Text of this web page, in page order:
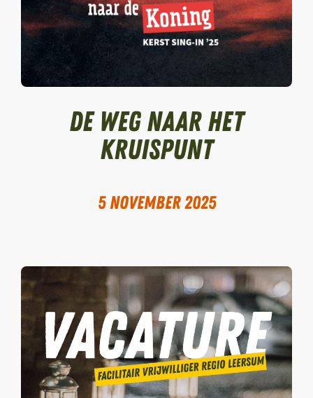
De weg naar Het
Kruispunt
5 november 2025